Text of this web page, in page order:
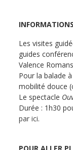
Les visites
guides
Valence
Pour la balade
mobilité douce
Le spectacle
Durée : 1h30
par ici.
POUR ALLER